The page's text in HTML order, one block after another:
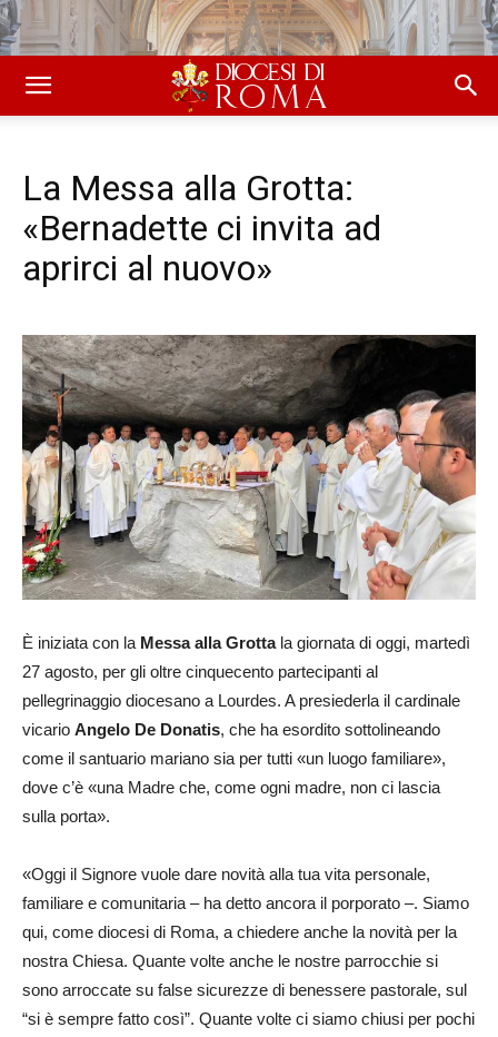
La Messa alla Grotta:
«Bernadette ci invita ad
aprirci al nuovo»
È iniziata con la Messa alla Grottala giornata di oggi, martedì
27 agosto, per gli oltre cinquecento partecipanti al
pellegrinaggio diocesano a Lourdes. A presiederla il cardinale
vicario Angelo De Donatis, che ha esordito sottolineando
come il santuario mariano sia per tutti «un luogo familiare»,
dove c’è «una Madre che, come ogni madre, non ci lascia
sulla porta».
«Oggi il Signore vuole dare novità alla tua vita personale,
familiare e comunitaria – ha detto ancora il porporato –. Siamo
qui, come diocesi di Roma, a chiedere anche la novità per la
nostra Chiesa. Quante volte anche le nostre parrocchie si
sono arroccate su false sicurezze di benessere pastorale, sul
“si è sempre fatto così”. Quante volte ci siamo chiusi per pochi